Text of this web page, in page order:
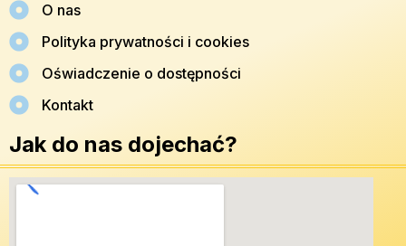
O nas
Polityka prywatności i cookies
Oświadczenie o dostępności
Kontakt
Jak do nas dojechać?